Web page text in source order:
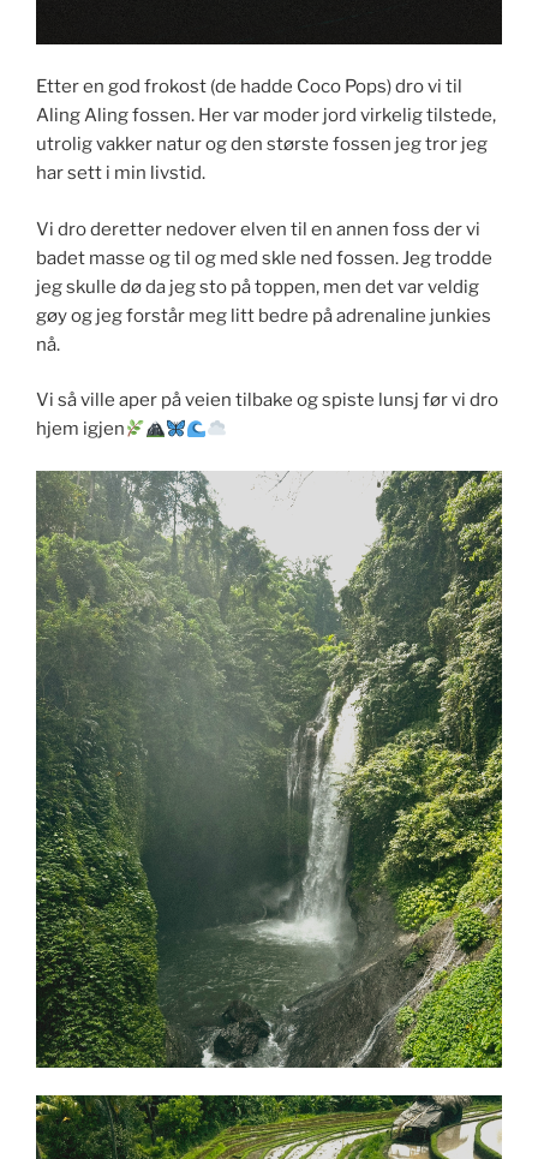
Etter en god frokost (de hadde Coco Pops) dro vi til
Aling Aling fossen. Her var moder jord virkelig tilstede,
utrolig vakker natur og den største fossen jeg tror jeg
har sett i min livstid.
Vi dro deretter nedover elven til en annen foss der vi
badet masse og til og med skle ned fossen. Jeg trodde
jeg skulle dø da jeg sto på toppen, men det var veldig
gøy og jeg forstår meg litt bedre på adrenaline junkies
nå.
Vi så ville aper på veien tilbake og spiste lunsj før vi dro
hjem igjen